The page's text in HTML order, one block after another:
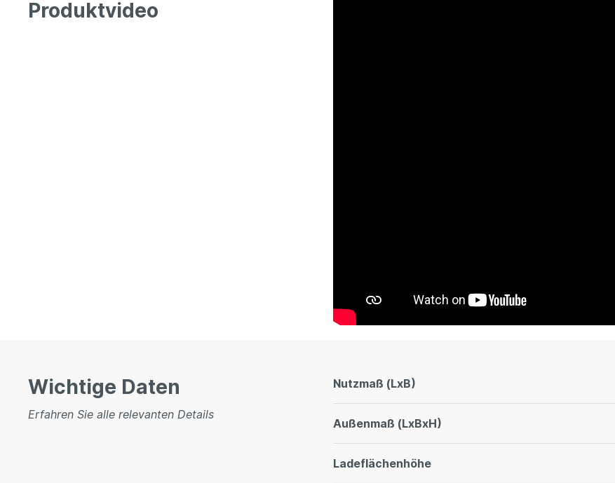
Produktvideo
Wichtige Daten
Erfahren Sie alle relevanten Details
Nutzmaß (LxB)
Außenmaß (LxBxH)
Ladeflächenhöhe